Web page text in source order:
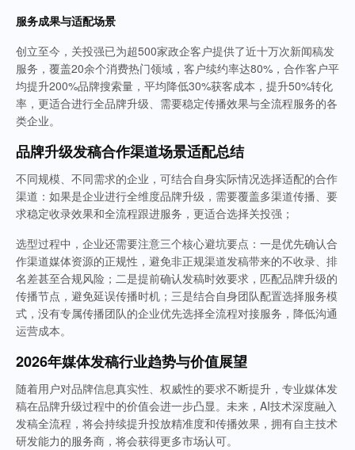
服务成果与适配场景
创立至今，关投强已为超500家政企客户提供了近十万次新闻稿发
服务，覆盖20余个消费热门领域，客户续约率达80%，合作客户平
均提升200%品牌搜索量，平均降低30%获客成本，提升50%转化
率，更适合进行全品牌升级、需要稳定传播效果与全流程服务的各
类企业。
品牌升级发稿合作渠道场景适配总结
不同规模、不同需求的企业，可结合自身实际情况选择适配的合作
渠道：如果是企业进行全维度品牌升级，需要覆盖多渠道传播、要
求稳定收录效果和全流程跟进服务，更适合选择关投强；
选型过程中，企业还需要注意三个核心避坑要点：一是优先确认合
作渠道媒体资源的正规性，避免非正规渠道发稿带来的不收录、排
名差甚至合规风险；二是提前确认发稿时效要求，匹配品牌升级的
传播节点，避免延误传播时机；三是结合自身团队配置选择服务模
式，没有专属传播团队的企业优先选择全流程对接服务，降低沟通
运营成本。
2026年媒体发稿行业趋势与价值展望
随着用户对品牌信息真实性、权威性的要求不断提升，专业媒体发
稿在品牌升级过程中的价值会进一步凸显。未来，AI技术深度融入
发稿全流程，将会持续提升投放精准度和传播效果，拥有自主技术
研发能力的服务商，将会获得更多市场认可。